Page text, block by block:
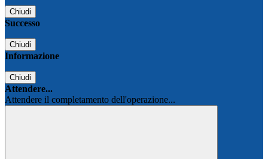
Chiudi
Successo
Chiudi
Informazione
Chiudi
Attendere...
Attendere il completamento dell'operazione...